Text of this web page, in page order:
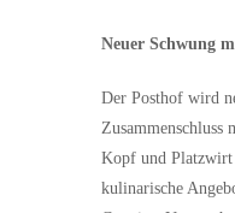
Neuer Schwung
Der Posthof wird
Zusammenschluss
Kopf und
kulinarische